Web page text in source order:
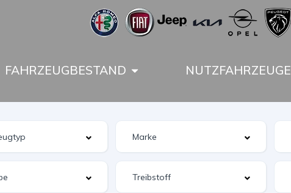
FAHRZEUGBESTAND NUTZFAHRZEUGE